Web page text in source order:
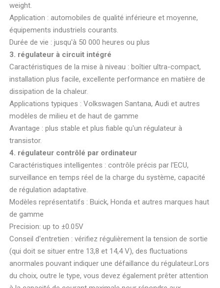
weight.
Application : automobiles de qualité inférieure et moyenne,
équipements industriels courants.
Durée de vie : jusqu'à 50 000 heures ou plus
3. régulateur à circuit intégré
Caractéristiques de la mise à niveau : boîtier ultra-compact,
installation plus facile, excellente performance en matière de
dissipation de la chaleur.
Applications typiques : Volkswagen Santana, Audi et autres
modèles de milieu et de haut de gamme
Avantage : plus stable et plus fiable qu'un régulateur à
transistor.
4. régulateur contrôlé par ordinateur
Caractéristiques intelligentes : contrôle précis par l'ECU,
surveillance en temps réel de la charge du système, capacité
de régulation adaptative.
Modèles représentatifs : Buick, Honda et autres marques haut
de gamme
Precision: up to ±0.05V
Conseil d'entretien : vérifiez régulièrement la tension de sortie
(qui doit se situer entre 13,8 et 14,4 V), des fluctuations
anormales pouvant indiquer une défaillance du régulateur.Lors
du choix, outre le type, vous devez également prêter attention